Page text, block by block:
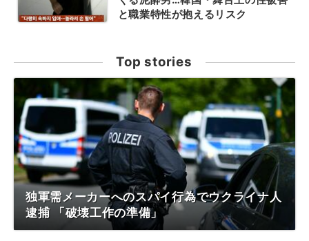
と職業特性が抱えるリスク
Top stories
独軍需メーカーへのスパイ行為でウクライナ人
逮捕 「破壊工作の準備」